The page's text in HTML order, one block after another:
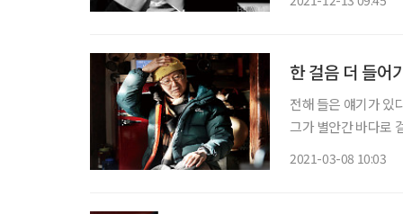
한 걸음 더 들어
전해 들은 얘기가 있
그가 별안간 바다로
2021-03-08 10:03